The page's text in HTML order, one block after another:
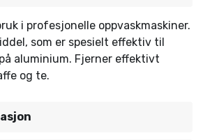
i profesjonelle oppvaskmaskiner.
som er spesielt effektiv til
aluminium. Fjerner effektivt
og te.